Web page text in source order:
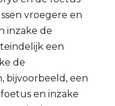
vroegere en
inzake de
een
de
bijvoorbeeld, een
en inzake